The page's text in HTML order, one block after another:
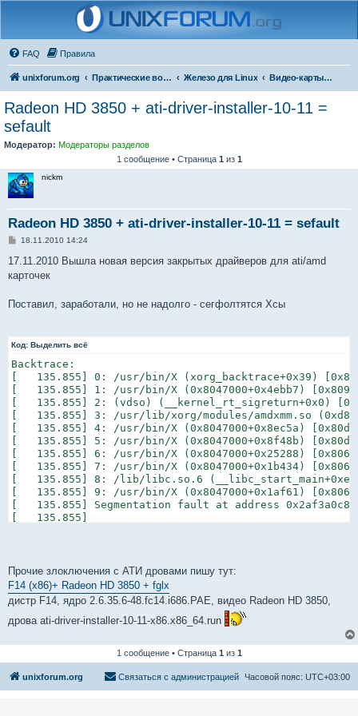
FAQ Правила
unixforum.org Практические вопросы Железо для Linux Видео-карты и мониторы
Radeon HD 3850 + ati-driver-installer-10-11 =
sefault
Модератор: Модераторы разделов
1 сообщение • Страница 1 из 1
nickm
Radeon HD 3850 + ati-driver-installer-10-11 = sefault
С
о
щ
и
18.11.2010 14:24
17.11.2010 Вышла новая версия закрытых драйверов для ati/amd
карточек
Поставил, заработали, но не надолго - сегфолтятся Хсы
Код: Выделить всё
Backtrace:
[   135.855] 0: /usr/bin/X (xorg_backtrace+0x39)
[   135.855] 1: /usr/bin/X (0x8047000+0x4ebb7)
[   135.855] 2: (vdso) (__kernel_rt_sigreturn+0x0)
[   135.855] 3: /usr/lib/xorg/modules/amdxmm.so
[   135.855] 4: /usr/bin/X (0x8047000+0x8ec5a)
[   135.855] 5: /usr/bin/X (0x8047000+0x8f48b)
[   135.855] 6: /usr/bin/X (0x8047000+0x25288)
[   135.855] 7: /usr/bin/X (0x8047000+0x1b434)
[   135.855] 8: /lib/libc.so.6
[   135.855] 9: /usr/bin/X (0x8047000+0x1af61)
[   135.855] Segmentation fault at address 0x2af3a0c8
[   135.855]
Прочие злоключения с АТИ дровами пишу тут:
F14 (x86)+ Radeon HD 3850 + fglx
дистр F14, ядро 2.6.35.6-48.fc14.i686.PAE, видео Radeon HD 3850,
дрова ati-driver-installer-10-11-x86.x86_64.run
1 сообщение • Страница 1 из 1
unixforum.org Часовой пояс: UTC+03:00
Связаться с администрацией